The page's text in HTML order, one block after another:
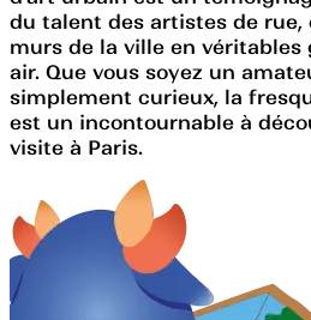
du talent des artistes de
murs de la ville en véritables
air. Que vous soyez un
simplement curieux, la
est un incontournable à
visite à Paris.